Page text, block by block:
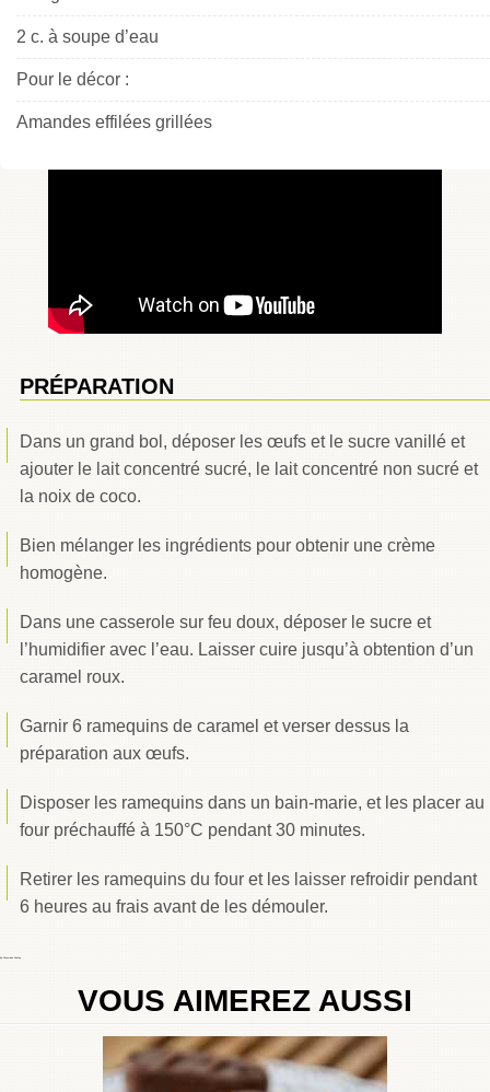
2 c. à soupe d’eau
Pour le décor :
Amandes effilées grillées
PRÉPARATION
Dans un grand bol, déposer les œufs et le sucre vanillé et
ajouter le lait concentré sucré, le lait concentré non sucré et
la noix de coco.
Bien mélanger les ingrédients pour obtenir une crème
homogène.
Dans une casserole sur feu doux, déposer le sucre et
l’humidifier avec l’eau. Laisser cuire jusqu’à obtention d’un
caramel roux.
Garnir 6 ramequins de caramel et verser dessus la
préparation aux œufs.
Disposer les ramequins dans un bain-marie, et les placer au
four préchauffé à 150°C pendant 30 minutes.
Retirer les ramequins du four et les laisser refroidir pendant
6 heures au frais avant de les démouler.
VOUS AIMEREZ AUSSI